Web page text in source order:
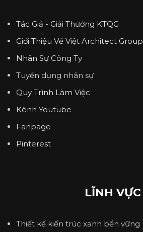
Tác Giả - Giải Thưởng KTQG
Giới Thiệu Về Việt Architect Group
Nhân Sự Công Ty
Tuyển dụng nhân sự
Quy Trình Làm Việc
Kênh Youtube
Fanpage
Pinterest
LĨNH VỰC
Thiết kế kiến trúc xanh bền vững